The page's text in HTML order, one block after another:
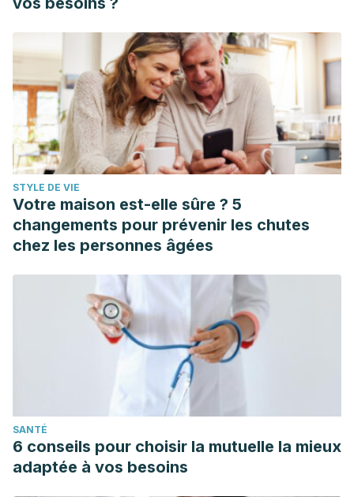
STYLE DE VIE
Votre maison est-elle sûre ? 5
changements pour prévenir les chutes
chez les personnes âgées
SANTÉ
6 conseils pour choisir la mutuelle la mieux
adaptée à vos besoins